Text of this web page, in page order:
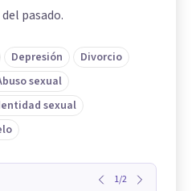
pasado.
Depresión
Divorcio
sexual
sexual
1/2